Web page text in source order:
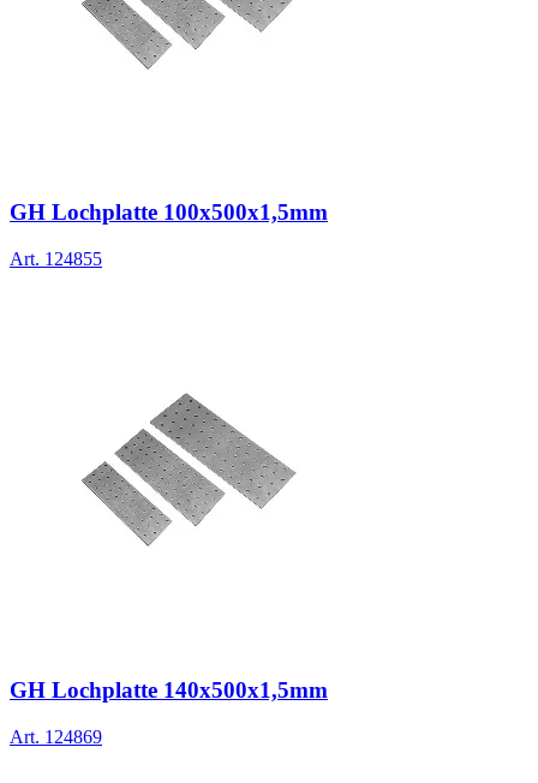
GH Lochplatte 100x500x1,5mm
Art. 124855
GH Lochplatte 140x500x1,5mm
Art. 124869